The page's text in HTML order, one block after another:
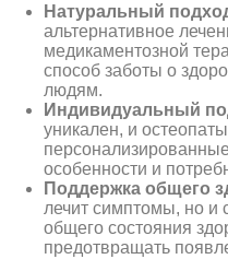
Натуральный
альтернативное
медикаментозной
способ заботы о
людям.
Индивидуальный
уникален, и
особенности и
Поддержка общего
лечит симптомы, но и
общего состояния
предотвращать